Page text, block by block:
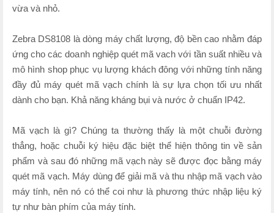
vừa và nhỏ.
Zebra DS8108 là dòng máy chất lượng, độ bền cao nhằm đáp
ứng cho các doanh nghiệp quét mã vach với tần suất nhiều và
mô hình shop phục vụ lượng khách đông với những tính năng
đầy đủ máy quét mã vạch chính là sự lựa chọn tối ưu nhất
dành cho bạn. Khả năng kháng bụi và nước ở chuẩn IP42.
Mã vạch là gì? Chúng ta thường thấy là một chuỗi đường
thẳng, hoặc chuỗi ký hiệu đặc biệt thể hiện thông tin về sản
phẩm và sau đó những mã vạch này sẽ được đọc bằng máy
quét mã vạch. Máy dùng để giải mã và thu nhập mã vạch vào
máy tính, nên nó có thể coi như là phương thức nhập liệu ký
tự như bàn phím của máy tính.